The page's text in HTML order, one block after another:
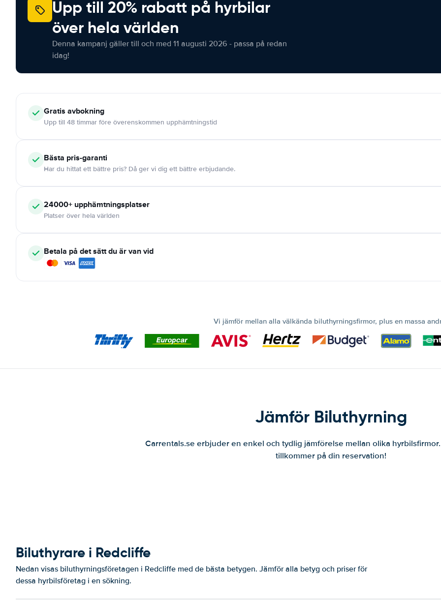
Upp till 20% rabatt på hyrbilar
över hela världen
Denna kampanj gäller till och med 11 augusti 2026 - passa på redan
idag!
Gratis avbokning
Upp till 48 timmar före överenskommen upphämtningstid
Bästa pris-garanti
Har du hittat ett bättre pris? Då ger vi dig ett bättre erbjudande.
24000+ upphämtningsplatser
Platser över hela världen
Betala på det sätt du är van vid
Vi jämför mellan alla välkända biluthyrningsfirmor, plus en massa
Jämför Biluthyrning
Carrentals.se erbjuder en enkel och tydlig jämförelse mellan olika
tillkommer på din reservation!
Biluthyrare i Redcliffe
Nedan visas biluthyrningsföretagen i Redcliffe med de bästa betygen. Jämför alla betyg och priser för
dessa hyrbilsföretag i en sökning.